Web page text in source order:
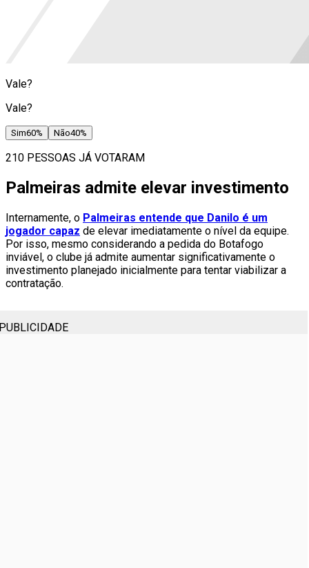
Vale?
Vale?
Sim60% Não40%
210 PESSOAS JÁ VOTARAM
Palmeiras admite elevar investimento
Internamente, o Palmeiras entende que Danilo é um
jogador capaz de elevar imediatamente o nível da equipe.
Por isso, mesmo considerando a pedida do Botafogo
inviável, o clube já admite aumentar significativamente o
investimento planejado inicialmente para tentar viabilizar a
contratação.